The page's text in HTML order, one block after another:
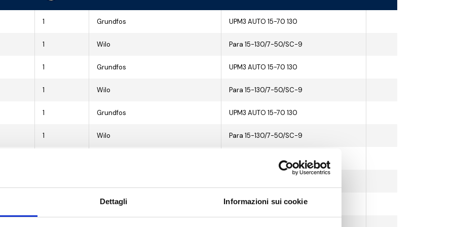
Dettagli Informazioni sui cookie
1 Grundfos UPM3 AUTO 15-70 130
1 Wilo Para 15-130/7-50/SC-9
1 Grundfos UPM3 AUTO 15-70 130
1 Wilo Para 15-130/7-50/SC-9
1 Grundfos UPM3 AUTO 15-70 130
1 Wilo Para 15-130/7-50/SC-9
UPM3 AUTO 15-70 130
Grundfos UPM3 AUTO 15-70 130